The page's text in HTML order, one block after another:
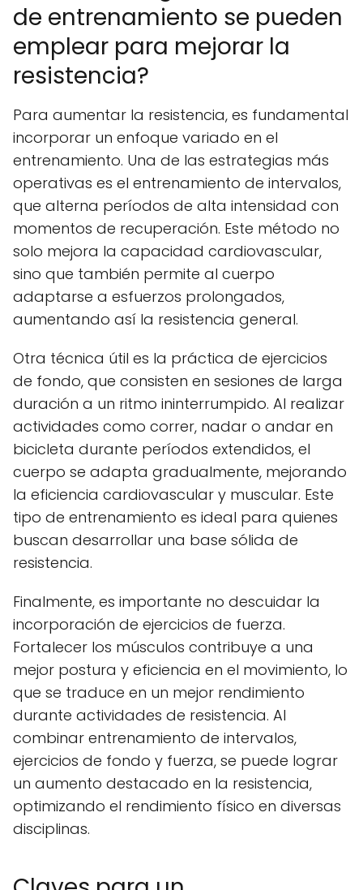
de entrenamiento se pueden
emplear para mejorar la
resistencia?
Para aumentar la resistencia, es fundamental
incorporar un enfoque variado en el
entrenamiento. Una de las estrategias más
operativas es el entrenamiento de intervalos,
que alterna períodos de alta intensidad con
momentos de recuperación. Este método no
solo mejora la capacidad cardiovascular,
sino que también permite al cuerpo
adaptarse a esfuerzos prolongados,
aumentando así la resistencia general.
Otra técnica útil es la práctica de ejercicios
de fondo, que consisten en sesiones de larga
duración a un ritmo ininterrumpido. Al realizar
actividades como correr, nadar o andar en
bicicleta durante períodos extendidos, el
cuerpo se adapta gradualmente, mejorando
la eficiencia cardiovascular y muscular. Este
tipo de entrenamiento es ideal para quienes
buscan desarrollar una base sólida de
resistencia.
Finalmente, es importante no descuidar la
incorporación de ejercicios de fuerza.
Fortalecer los músculos contribuye a una
mejor postura y eficiencia en el movimiento, lo
que se traduce en un mejor rendimiento
durante actividades de resistencia. Al
combinar entrenamiento de intervalos,
ejercicios de fondo y fuerza, se puede lograr
un aumento destacado en la resistencia,
optimizando el rendimiento físico en diversas
disciplinas.